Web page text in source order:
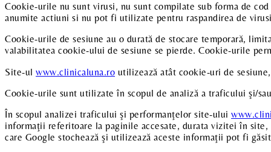
Cookie-urile nu sunt virusi, nu sunt compilate sub forma de
anumite actiuni si nu pot fi utilizate pentru raspandirea de
Cookie-urile de sesiune au o durată de stocare temporară,
valabilitatea cookie-ului de sesiune se pierde. Cookie-urile
Site-ul www.clinicaluna.ro utilizează atât cookie-uri de
Cookie-urile sunt utilizate în scopul de analiză a traficului şi/
În scopul analizei traficului şi performanţelor site-ului
informaţii referitoare la paginile accesate, durata vizitei în
care Google stochează şi utilizează aceste informaţii pot fi